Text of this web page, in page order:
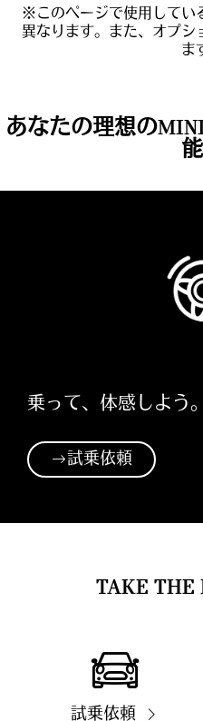
※このページで使用してい
異なります。また、オプシ
ま
あなたの理想の
能
乗って、体感しよう。
試乗依頼
TAKE THE
試乗依頼